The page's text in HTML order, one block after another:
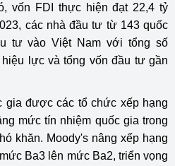
vốn FDI thực hiện đạt 22,4 tỷ
các nhà đầu tư từ 143 quốc
tư vào Việt Nam với tổng số
lực và tổng vốn đầu tư gần
gia được các tổ chức xếp hạng
mức tín nhiệm quốc gia trong
khăn. Moody's nâng xếp hạng
Ba3 lên mức Ba2, triển vọng